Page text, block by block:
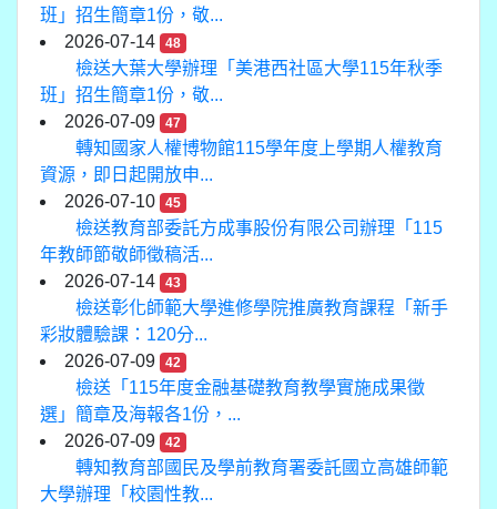
班」招生簡章1份，敬...
2026-07-14
48
檢送大葉大學辦理「美港西社區大學115年秋季
班」招生簡章1份，敬...
2026-07-09
47
轉知國家人權博物館115學年度上學期人權教育
資源，即日起開放申...
2026-07-10
45
檢送教育部委託方成事股份有限公司辦理「115
年教師節敬師徵稿活...
2026-07-14
43
檢送彰化師範大學進修學院推廣教育課程「新手
彩妝體驗課：120分...
2026-07-09
42
檢送「115年度金融基礎教育教學實施成果徵
選」簡章及海報各1份，...
2026-07-09
42
轉知教育部國民及學前教育署委託國立高雄師範
大學辦理「校園性教...